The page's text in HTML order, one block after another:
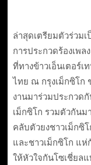
ล่าสุดเตรียมตัวร่วม
การประกวดร้องเพล
ที่ทางข้าวเอ็นเตอร์
ไทย ณ กรุงเม็กซิโก
งานมาร่วมประกวด
เม็กซิโก รวมตัวกัน
คลับตัวยงชาวเม็กซิโ
และชาวเม็กซิโก แ
ให้หัวใจกันโซเชี่ยล